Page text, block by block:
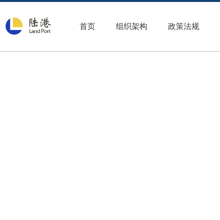
首页 组织架构 政策法规